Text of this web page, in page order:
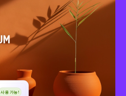
사용 가능!